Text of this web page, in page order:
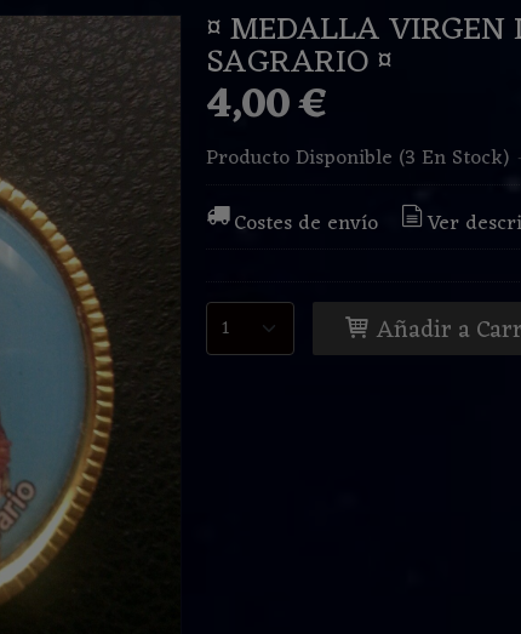
¤ MEDALLA VIRGEN
SAGRARIO ¤
4,00 €
Producto Disponible (3 En Stock)
Costes de envío
Ver
Añadir a